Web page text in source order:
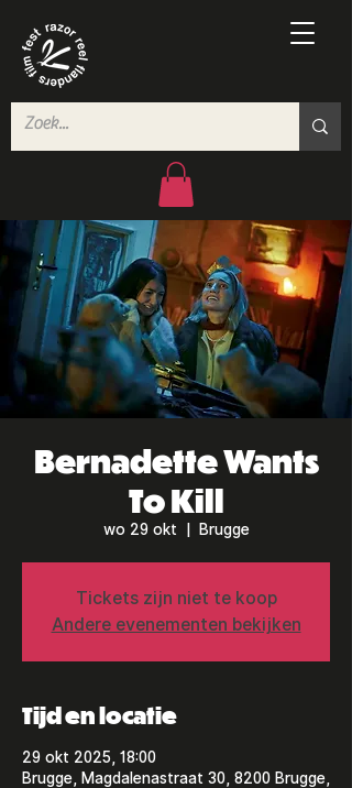
Bernadette Wants
To Kill
wo 29 okt Brugge
Tickets zijn niet te koop
Andere evenementen bekijken
Tijd en locatie
29 okt 2025, 18:00
Brugge, Magdalenastraat 30, 8200 Brugge,